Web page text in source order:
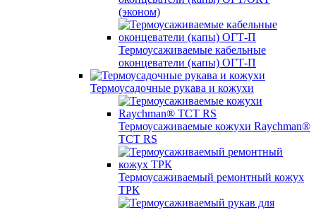
(эконом)
Термоусаживаемые кабельные
оконцеватели (капы) ОГТ-П
Термоусадочные рукава и кожухи
Термоусаживаемые кожухи Raychman®
TCT RS
Термоусаживаемый ремонтный кожух
ТРК